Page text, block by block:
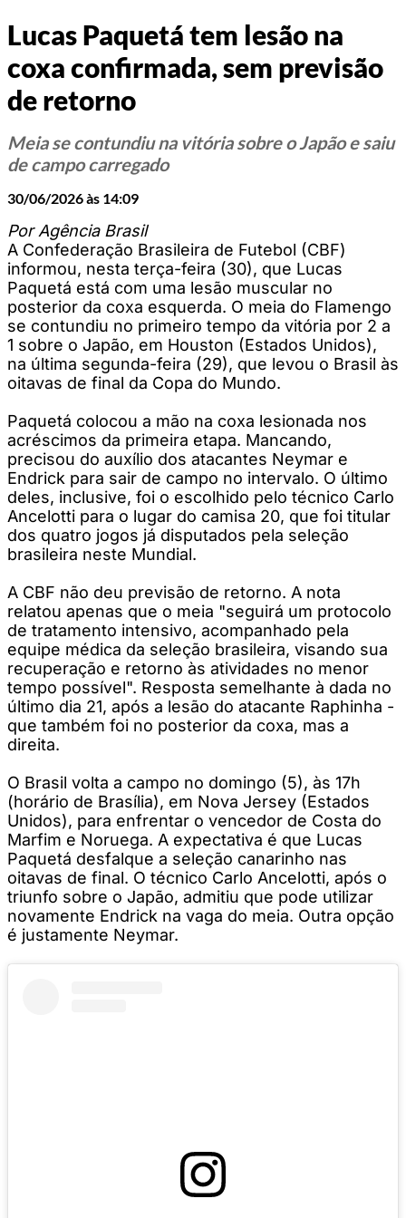
Lucas Paquetá tem lesão na
coxa confirmada, sem previsão
de retorno
Meia se contundiu na vitória sobre o Japão e saiu
de campo carregado
30/06/2026 às 14:09
Por Agência Brasil
A Confederação Brasileira de Futebol (CBF)
informou, nesta terça-feira (30), que Lucas
Paquetá está com uma lesão muscular no
posterior da coxa esquerda. O meia do Flamengo
se contundiu no primeiro tempo da vitória por 2 a
1 sobre o Japão, em Houston (Estados Unidos),
na última segunda-feira (29), que levou o Brasil às
oitavas de final da Copa do Mundo.
Paquetá colocou a mão na coxa lesionada nos
acréscimos da primeira etapa. Mancando,
precisou do auxílio dos atacantes Neymar e
Endrick para sair de campo no intervalo. O último
deles, inclusive, foi o escolhido pelo técnico Carlo
Ancelotti para o lugar do camisa 20, que foi titular
dos quatro jogos já disputados pela seleção
brasileira neste Mundial.
A CBF não deu previsão de retorno. A nota
relatou apenas que o meia "seguirá um protocolo
de tratamento intensivo, acompanhado pela
equipe médica da seleção brasileira, visando sua
recuperação e retorno às atividades no menor
tempo possível". Resposta semelhante à dada no
último dia 21, após a lesão do atacante Raphinha -
que também foi no posterior da coxa, mas a
direita.
O Brasil volta a campo no domingo (5), às 17h
(horário de Brasília), em Nova Jersey (Estados
Unidos), para enfrentar o vencedor de Costa do
Marfim e Noruega. A expectativa é que Lucas
Paquetá desfalque a seleção canarinho nas
oitavas de final. O técnico Carlo Ancelotti, após o
triunfo sobre o Japão, admitiu que pode utilizar
novamente Endrick na vaga do meia. Outra opção
é justamente Neymar.